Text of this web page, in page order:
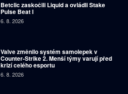
Betclic zaskočili Liquid a ovládli Stake
Pulse Beat I
6. 8. 2026
Valve změnilo systém samolepek v
Counter-Strike 2. Menší týmy varují před
krizí celého esportu
6. 8. 2026